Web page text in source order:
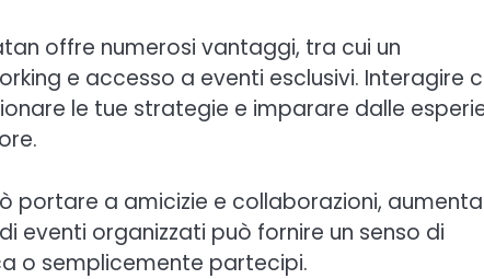
offre numerosi vantaggi, tra cui un
e accesso a eventi esclusivi. Interagire
le tue strategie e imparare dalle
portare a amicizie e collaborazioni,
eventi organizzati può fornire un senso di
o semplicemente partecipi.